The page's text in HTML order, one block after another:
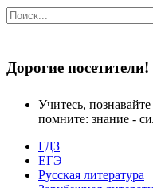
Дорогие посетители!
Учитесь,
помните: знание -
ГДЗ
ЕГЭ
Русская литература